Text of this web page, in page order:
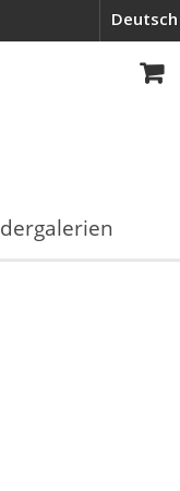
Deutsch